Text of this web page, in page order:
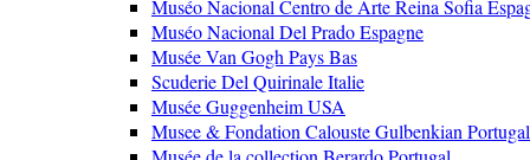
Muséo Nacional Centro de Arte Reina Sofia
Muséo Nacional Del Prado Espagne
Musée Van Gogh Pays Bas
Scuderie Del Quirinale Italie
Musée Guggenheim USA
Musee & Fondation Calouste Gulbenkian Portugal